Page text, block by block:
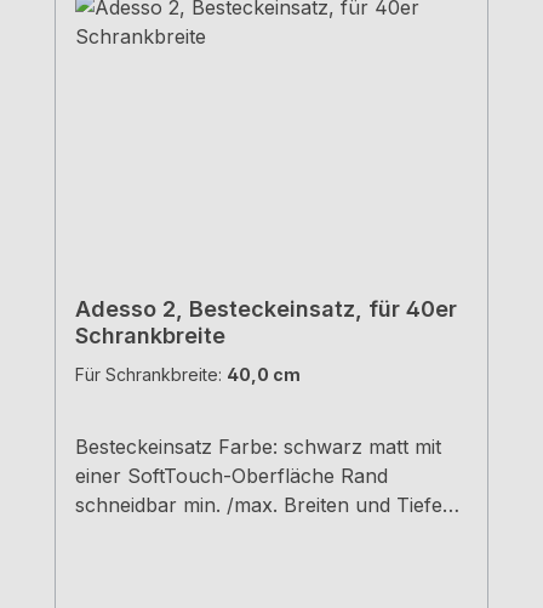
Adesso 2, Besteckeinsatz, für 40er
Schrankbreite
Für Schrankbreite: 40,0 cm
Besteckeinsatz Farbe: schwarz matt mit
einer SoftTouch-Oberfläche Rand
schneidbar min. /max. Breiten und Tiefen